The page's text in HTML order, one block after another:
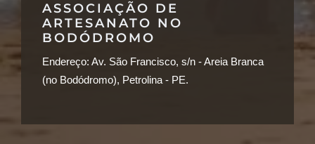
ASSOCIAÇÃO DE
ARTESANATO NO
BODÓDROMO
Endereço: Av. São Francisco, s/n - Areia Branca
(no Bodódromo), Petrolina - PE.